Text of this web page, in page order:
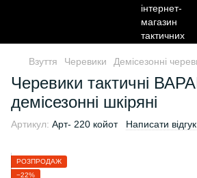
Взуття Черевики Демісезонні
Черевики тактичні
демісезонні шкіряні
Артикул: Арт- 220 койот Написати відгук
РОЗПРОДАЖ
−22%